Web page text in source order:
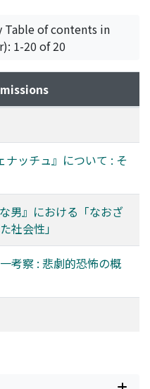
of contents in
1-20 of 20
ナッチュ』について : そ
男』における「なおざ
社会性」
考察 : 悲劇的恐怖の概